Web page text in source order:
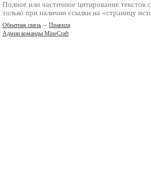
Полное или частичное цитирование текстов
только при наличии ссылки на «страницу
Обратная связь – Правила
Админ команды MineCraft